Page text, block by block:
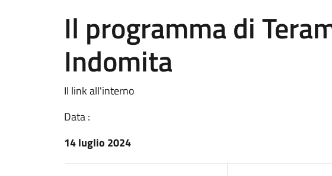
Il programma di
Indomita
Il link all'interno
Data :
14 luglio 2024